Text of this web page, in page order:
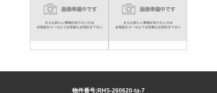
物件番号:RHS-260620-ta-7